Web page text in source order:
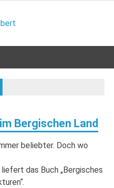
Bergischen Land
beliebter. Doch wo
das Buch „Bergisches